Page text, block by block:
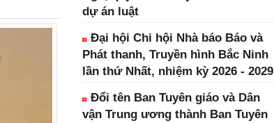
dự án luật
Đại hội Chi hội Nhà báo Báo và
Phát thanh, Truyền hình Bắc Ninh
lần thứ Nhất, nhiệm kỳ 2026 - 2029
Đổi tên Ban Tuyên giáo và Dân
vận Trung ương thành Ban Tuyên